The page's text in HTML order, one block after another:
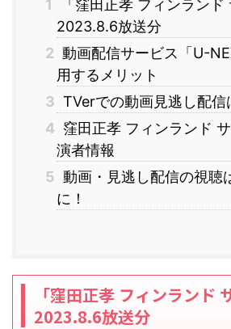
1
「窪田正孝 フィンランド
2023.8.6放送分
2 動画配信サービス「U-
用するメリット
3 TVerでの動画見逃し配信
4 窪田正孝 フィンランド
演者情報
5 動画・見逃し配信の視聴
に！
「窪田正孝 フィンランド
2023.8.6放送分